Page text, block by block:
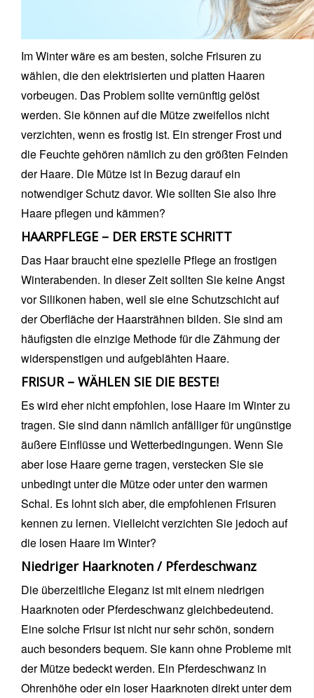
Im Winter wäre es am besten, solche Frisuren zu
wählen, die den elektrisierten und platten Haaren
vorbeugen. Das Problem sollte vernünftig gelöst
werden. Sie können auf die Mütze zweifellos nicht
verzichten, wenn es frostig ist. Ein strenger Frost und
die Feuchte gehören nämlich zu den größten Feinden
der Haare. Die Mütze ist in Bezug darauf ein
notwendiger Schutz davor. Wie sollten Sie also Ihre
Haare pflegen und kämmen?
HAARPFLEGE – DER ERSTE SCHRITT
Das Haar braucht eine spezielle Pflege an frostigen
Winterabenden. In dieser Zeit sollten Sie keine Angst
vor Silikonen haben, weil sie eine Schutzschicht auf
der Oberfläche der Haarsträhnen bilden. Sie sind am
häufigsten die einzige Methode für die Zähmung der
widerspenstigen und aufgeblähten Haare.
FRISUR – WÄHLEN SIE DIE BESTE!
Es wird eher nicht empfohlen, lose Haare im Winter zu
tragen. Sie sind dann nämlich anfälliger für ungünstige
äußere Einflüsse und Wetterbedingungen. Wenn Sie
aber lose Haare gerne tragen, verstecken Sie sie
unbedingt unter die Mütze oder unter den warmen
Schal. Es lohnt sich aber, die empfohlenen Frisuren
kennen zu lernen. Vielleicht verzichten Sie jedoch auf
die losen Haare im Winter?
Niedriger Haarknoten / Pferdeschwanz
Die überzeitliche Eleganz ist mit einem niedrigen
Haarknoten oder Pferdeschwanz gleichbedeutend.
Eine solche Frisur ist nicht nur sehr schön, sondern
auch besonders bequem. Sie kann ohne Probleme mit
der Mütze bedeckt werden. Ein Pferdeschwanz in
Ohrenhöhe oder ein loser Haarknoten direkt unter dem